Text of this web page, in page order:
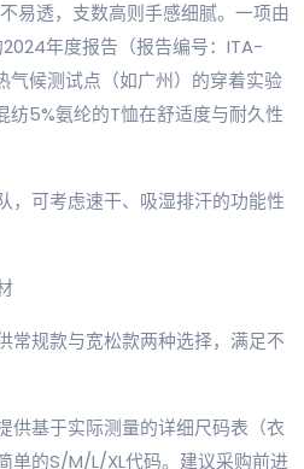
易透，支数高则手感细腻。一项由
年度报告（报告编号：ITA-
候测试点（如广州）的穿着实验
纺5%氨纶的T恤在舒适度与耐久性
，可考虑速干、吸湿排汗的功能性
常规款与宽松款两种选择，满足不
供基于实际测量的详细尺码表（衣
单的S/M/L/XL代码。建议采购前进